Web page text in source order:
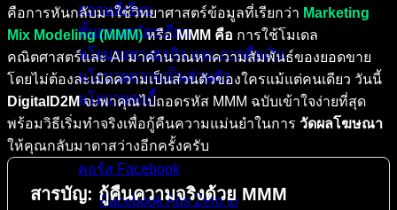
สถานที่เรียน
ขั้นตอนสมัครเรียน
นโยบายทางธุรกิจ และ การคืนเงิน
นโยบายความเป็นส่วนตัว
นโยบายคุกกี้
คอร์สทั้งหมด
คอร์ส Facebook
Facebook Ads Zero to
คือการหันกลับมาใช้วิทยาศาสตร์ข้อมูลที่เรียกว่า Marketing
Mix Modeling (MMM)หรือMMM คือ การใช้โมเดล
คณิตศาสตร์และ AI มาคำนวณหาความสัมพันธ์ของยอดขาย
โดยไม่ต้องละเมิดความเป็นส่วนตัวของใครแม้แต่คนเดียว วันนี้
DigitalD2Mจะพาคุณไปถอดรหัส MMM ฉบับเข้าใจง่ายที่สุด
พร้อมวิธีเริ่มทำจริงเพื่อกู้คืนความแม่นยำในการ วัดผลโฆษณา
ให้คุณกลับมาตาสว่างอีกครั้งครับ
สารบัญ: กู้คืนความจริงด้วย MMM